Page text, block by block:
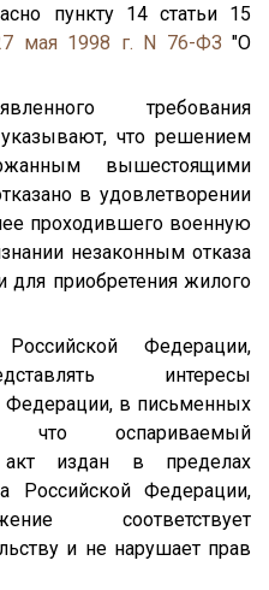
пункту 14 статьи 15
мая 1998 г. N 76-ФЗ "О
требования
что решением
вышестоящими
в удовлетворении
проходившего военную
незаконным отказа
для приобретения жилого
Федерации,
интересы
Федерации, в письменных
что оспариваемый
акт издан в пределах
Российской Федерации,
соответствует
и не нарушает прав